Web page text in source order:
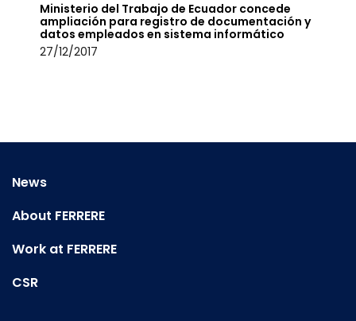
Ministerio del Trabajo de Ecuador concede
ampliación para registro de documentación y
datos empleados en sistema informático
27/12/2017
News
About FERRERE
Work at FERRERE
CSR